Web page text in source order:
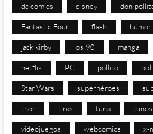
dc comics disney don
Fantastic Four flash humor
jack kirby los 90 manga
netflix PC pollito
Star Wars superhéroes
thor tiras tuna tunos
videojuegos webcomics x-